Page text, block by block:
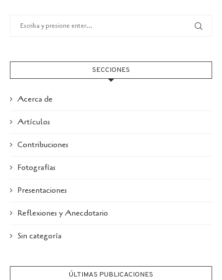
SECCIONES
Acerca de
Artículos
Contribuciones
Fotografías
Presentaciones
Reflexiones y Anecdotario
Sin categoría
ÚLTIMAS PUBLICACIONES